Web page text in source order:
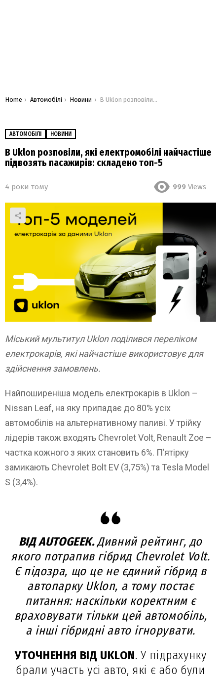
You are here:
Home Автомобілі Новини В Uklon розповіли, які електромобілі найчастіше підвозять пасажирів: складено топ-5
АВТОМОБІЛІ НОВИНИ
В Uklon розповіли, які електромобілі найчастіше
підвозять пасажирів: складено топ-5
4 роки тому 999 Views
Міський мультитул Uklon поділився переліком
електрокарів, які найчастіше використовує для
здійснення замовлень.
Найпоширеніша модель електрокарів в Uklon –
Nissan Leaf, на яку припадає до 80% усіх
автомобілів на альтернативному паливі. У трійку
лідерів також входять Chevrolet Volt, Renault Zoe –
частка кожного з яких становить 6%. П’ятірку
замикають Chevrolet Bolt EV (3,75%) та Tesla Model
S (3,4%).
ВІД AUTOGEEK.Дивний рейтинг, до
якого потрапив гібрид Chevrolet Volt.
Є підозра, що це не єдиний гібрид в
автопарку Uklon, а тому постає
питання: наскільки коректним є
враховувати тільки цей автомобіль,
а інші гібридні авто ігнорувати.
УТОЧНЕННЯ ВІД UKLON. У підрахунку
брали участь усі авто, які є або були